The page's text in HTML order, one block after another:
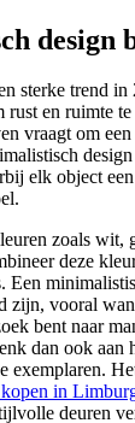
design
sterke trend in
rust en ruimte
vraagt om
elk object
zoals wit,
deze
Een
zijn, vooral
bent naar
dan ook aan
exemplaren.
in
deuren